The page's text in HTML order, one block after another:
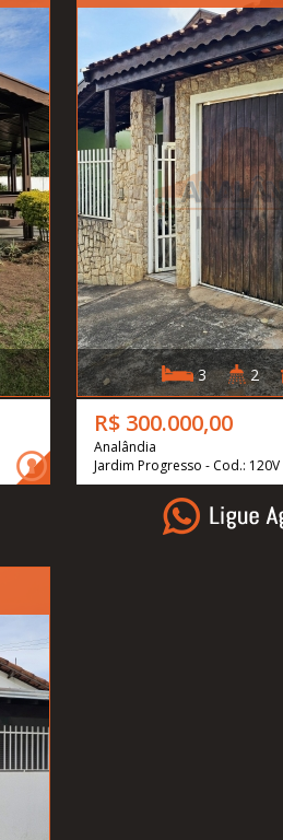
3 2
R$ 300.000,00
Analândia
Jardim Progresso - Cod.: 120V